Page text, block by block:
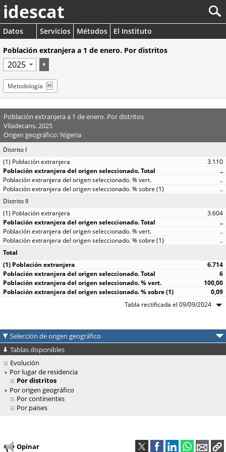
idescat
Datos Servicios Métodos
El Instituto
Población extranjera a 1 de enero. Por distritos
Metodología
Población extranjera a 1 de enero. Por distritos
Viladecans. 2025
Origen geográfico: Nigeria
Distrito I
3.110
..
..
..
Distrito II
3.604
..
..
..
Total
6.714
6
100,00
0,09
Tabla rectificada el 09/09/2024
Selección de origen geográfico
Tablas disponibles
Evolución
Por lugar de residencia
Por distritos
Por origen geográfico
Por continentes
Por paises
Opinar